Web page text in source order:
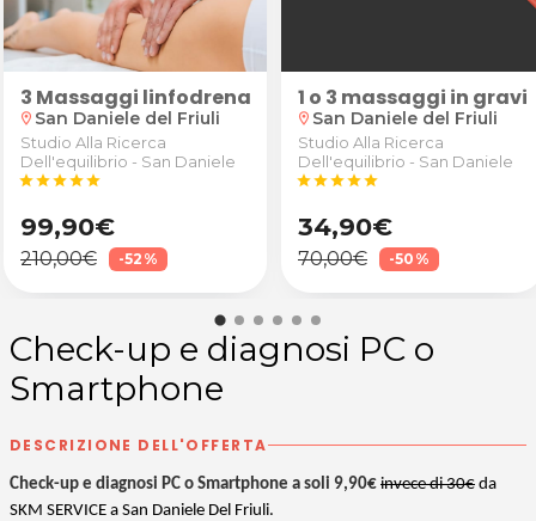
a Spilimbergo
3 Massaggi linfodrenanti anticellulite
location_on San Daniele del Friuli
Studio Alla Ricerca
Dell'equilibrio - San Daniele
starstarstarstarstar
99,90€
210,00€ -52%
1 o 3 massaggi in
location_on San Daniele del Friuli
Studio Alla Ricerca
Dell'equilibrio - San Daniele
starstarstarstarstar
34,90€
70,00€ -50%
Check-up e diagnosi PC o
Smartphone
DESCRIZIONE DELL'OFFERTA
Check-up e diagnosi PC o Smartphone a soli 9,90€ invece di 30€ da
SKM SERVICE a San Daniele Del Friuli.